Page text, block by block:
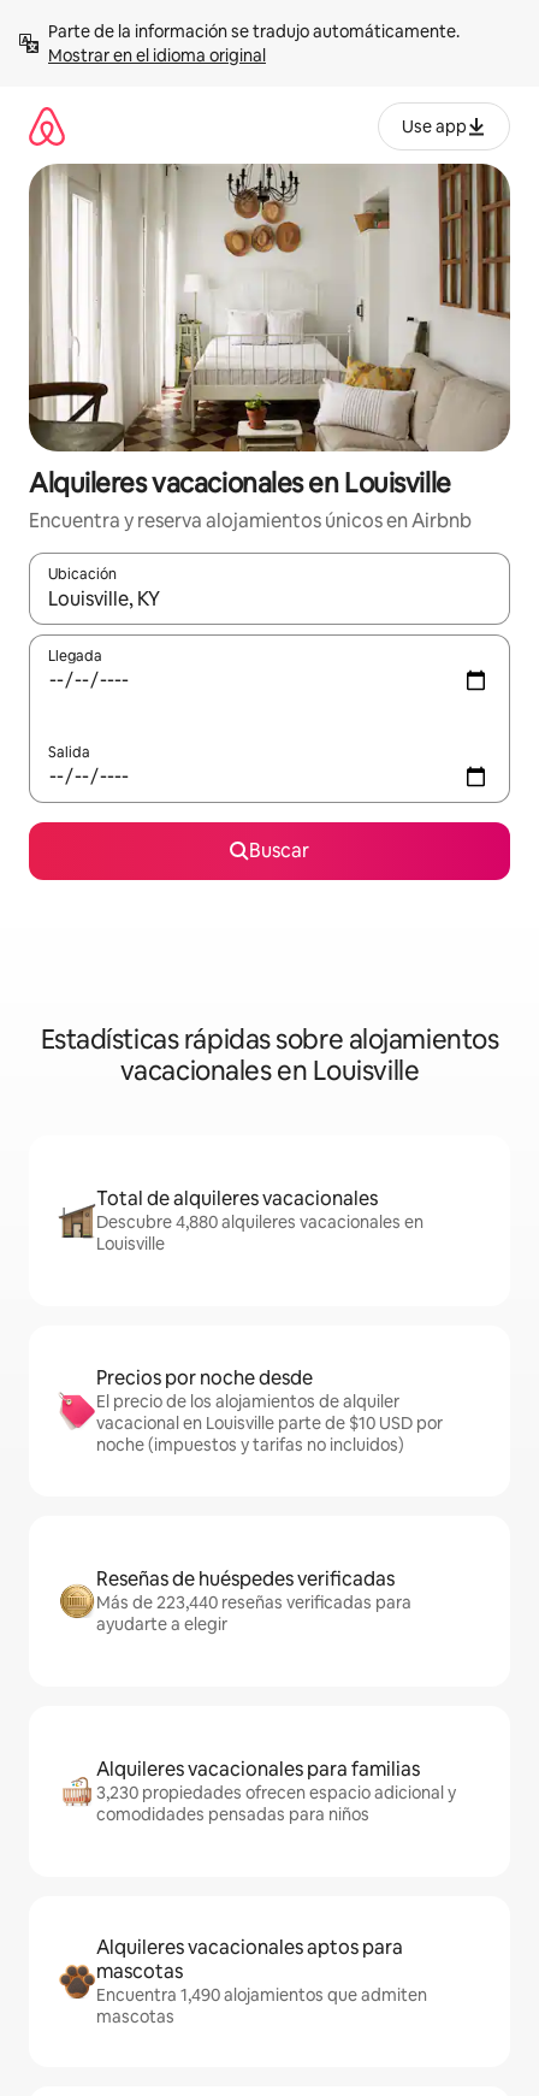
contenidoMostrar en el idioma original
Use app
Alquileres vacacionales en Louisville
Encuentra y reserva alojamientos únicos en Airbnb
Ubicación
Cuando los resultados estén disponibles, navega con las
Llegada
Salida
Buscar
Estadísticas rápidas sobre alojamientos
vacacionales en Louisville
Total de alquileres vacacionales
Descubre 4,880 alquileres vacacionales en
Louisville
Precios por noche desde
El precio de los alojamientos de alquiler
vacacional en Louisville parte de $10 USD por
noche (impuestos y tarifas no incluidos)
Reseñas de huéspedes verificadas
Más de 223,440 reseñas verificadas para
ayudarte a elegir
Alquileres vacacionales para familias
3,230 propiedades ofrecen espacio adicional y
comodidades pensadas para niños
Alquileres vacacionales aptos para
mascotas
Encuentra 1,490 alojamientos que admiten
mascotas